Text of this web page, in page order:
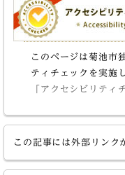
このページは菊池市
ティチェックを実施
「アクセシビリティ
この記事には外部リンク